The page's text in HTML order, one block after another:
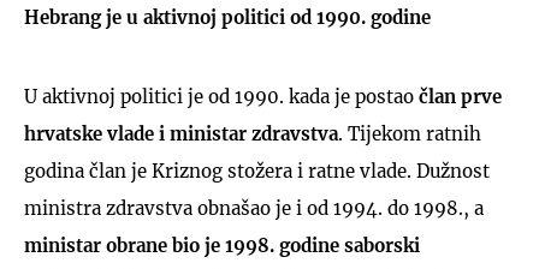
Hebrang je u aktivnoj politici od 1990. godine
U aktivnoj politici je od 1990. kada je postao član prve
hrvatske vlade i ministar zdravstva. Tijekom ratnih
godina član je Kriznog stožera i ratne vlade. Dužnost
ministra zdravstva obnašao je i od 1994. do 1998., a
ministar obrane bio je 1998. godine saborski